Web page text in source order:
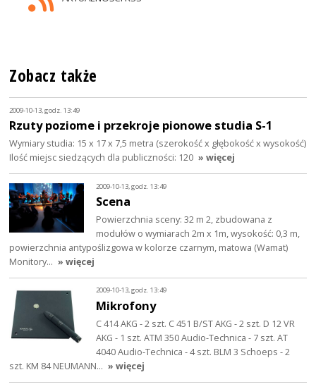
Zobacz także
2009-10-13, godz. 13:49
Rzuty poziome i przekroje pionowe studia S-1
Wymiary studia: 15 x 17 x 7,5 metra (szerokość x głębokość x wysokość)
Ilość miejsc siedzących dla publiczności: 120 » więcej
2009-10-13, godz. 13:49
Scena
Powierzchnia sceny: 32 m 2, zbudowana z
modułów o wymiarach 2m x 1m, wysokość: 0,3 m,
powierzchnia antypoślizgowa w kolorze czarnym, matowa (Wamat)
Monitory… » więcej
2009-10-13, godz. 13:49
Mikrofony
C 414 AKG - 2 szt. C 451 B/ST AKG - 2 szt. D 12 VR
AKG - 1 szt. ATM 350 Audio-Technica - 7 szt. AT
4040 Audio-Technica - 4 szt. BLM 3 Schoeps - 2
szt. KM 84 NEUMANN… » więcej